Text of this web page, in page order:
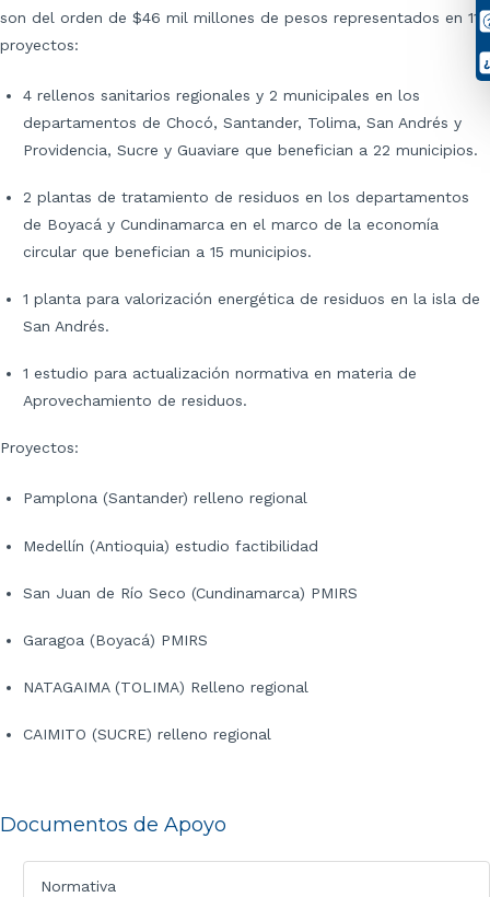
son del orden de $46 mil millones de pesos representados en 11
proyectos:
4 rellenos sanitarios regionales y 2 municipales en los
departamentos de Chocó, Santander, Tolima, San Andrés y
Providencia, Sucre y Guaviare que benefician a 22 municipios.
2 plantas de tratamiento de residuos en los departamentos
de Boyacá y Cundinamarca en el marco de la economía
circular que benefician a 15 municipios.
1 planta para valorización energética de residuos en la isla de
San Andrés.
1 estudio para actualización normativa en materia de
Aprovechamiento de residuos.
Proyectos:
Pamplona (Santander) relleno regional
Medellín (Antioquia) estudio factibilidad
San Juan de Río Seco (Cundinamarca) PMIRS
Garagoa (Boyacá) PMIRS
NATAGAIMA (TOLIMA) Relleno regional
CAIMITO (SUCRE) relleno regional
Documentos de Apoyo
Normativa